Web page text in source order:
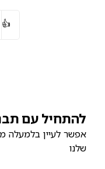
👍
להתחיל עם
אפשר לעיין בלמעלה מ-10,000
שלנו